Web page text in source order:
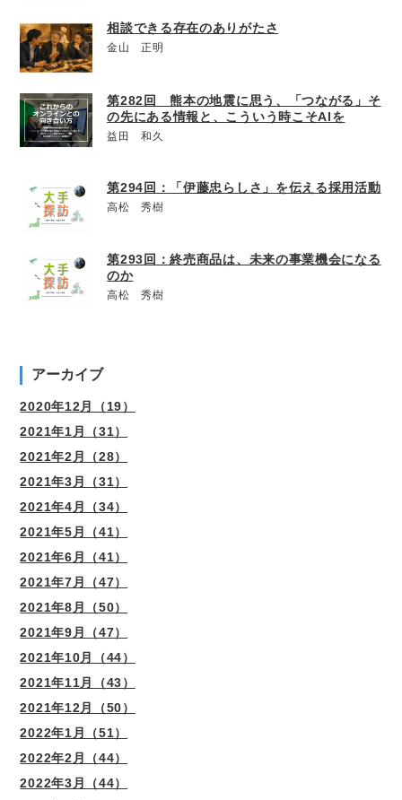
相談できる存在のありがたさ
金山 正明
第282回 熊本の地震に思う、「つながる」そ
の先にある情報と、こういう時こそAIを
益田 和久
第294回：「伊藤忠らしさ」を伝える採用活動
高松 秀樹
第293回：終売商品は、未来の事業機会になる
のか
高松 秀樹
アーカイブ
2020年12月（19）
2021年1月（31）
2021年2月（28）
2021年3月（31）
2021年4月（34）
2021年5月（41）
2021年6月（41）
2021年7月（47）
2021年8月（50）
2021年9月（47）
2021年10月（44）
2021年11月（43）
2021年12月（50）
2022年1月（51）
2022年2月（44）
2022年3月（44）